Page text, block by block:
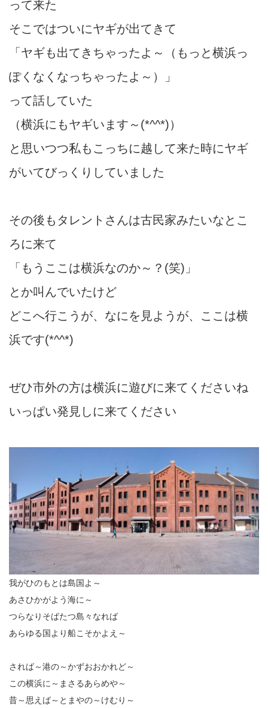
って来た
そこではついにヤギが出てきて
「ヤギも出てきちゃったよ～（もっと横浜っ
ぽくなくなっちゃったよ～）」
って話していた
（横浜にもヤギいます～(*^^*)）
と思いつつ私もこっちに越して来た時にヤギ
がいてびっくりしていました
その後もタレントさんは古民家みたいなとこ
ろに来て
「もうここは横浜なのか～？(笑)」
とか叫んでいたけど
どこへ行こうが、なにを見ようが、ここは横
浜です(*^^*)
ぜひ市外の方は横浜に遊びに来てくださいね
いっぱい発見しに来てください
我がひのもとは島国よ～
あさひかがよう海に～
つらなりそばたつ島々なれば
あらゆる国より船こそかよえ～
されば～港の～かずおおかれど～
この横浜に～まさるあらめや～
昔～思えば～とまやの～けむり～